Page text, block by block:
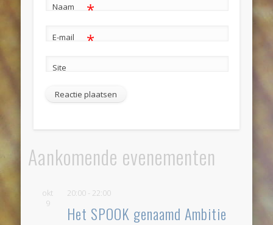
Naam *
E-mail *
Site
Aankomende evenementen
okt
9
20:00 - 22:00
Het SPOOK genaamd Ambitie